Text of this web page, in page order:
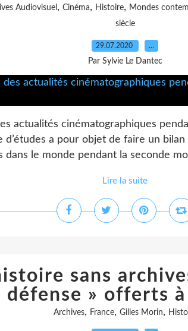
Audiovisuel , Cinéma, Histoire, Mondes
siècle
29.07.2020 …
Par Sylvie Le Dantec
actualités cinématographiques
a pour objet de faire un bilan
dans le monde pendant la seconde
Lire la suite
sans
défense » offerts
Archives, France, Gilles Morin,